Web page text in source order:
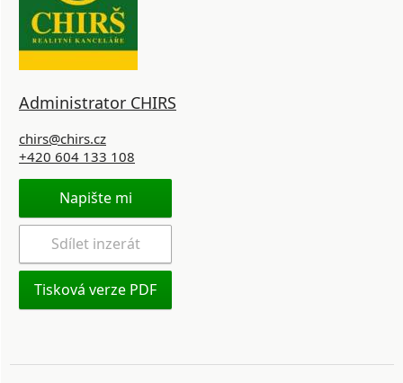
Administrator CHIRS
chirs@chirs.cz
+420 604 133 108
Napište mi
Sdílet inzerát
Tisková verze PDF